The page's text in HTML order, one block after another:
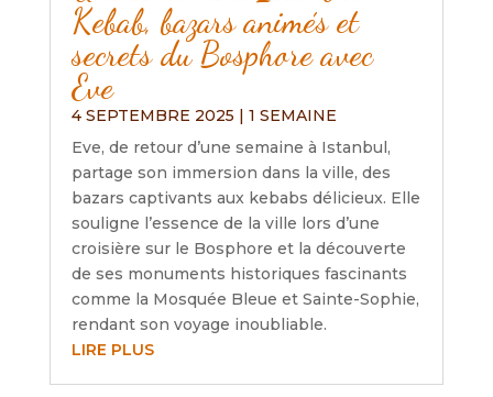
Kebab, bazars animés et
secrets du Bosphore avec
Eve
4 SEPTEMBRE 2025 | 1 SEMAINE
Eve, de retour d’une semaine à Istanbul,
partage son immersion dans la ville, des
bazars captivants aux kebabs délicieux. Elle
souligne l’essence de la ville lors d’une
croisière sur le Bosphore et la découverte
de ses monuments historiques fascinants
comme la Mosquée Bleue et Sainte-Sophie,
rendant son voyage inoubliable.
LIRE PLUS